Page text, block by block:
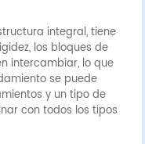
integral, tiene
los bloques de
intercambiar, lo que
se puede
y un tipo de
con todos los tipos